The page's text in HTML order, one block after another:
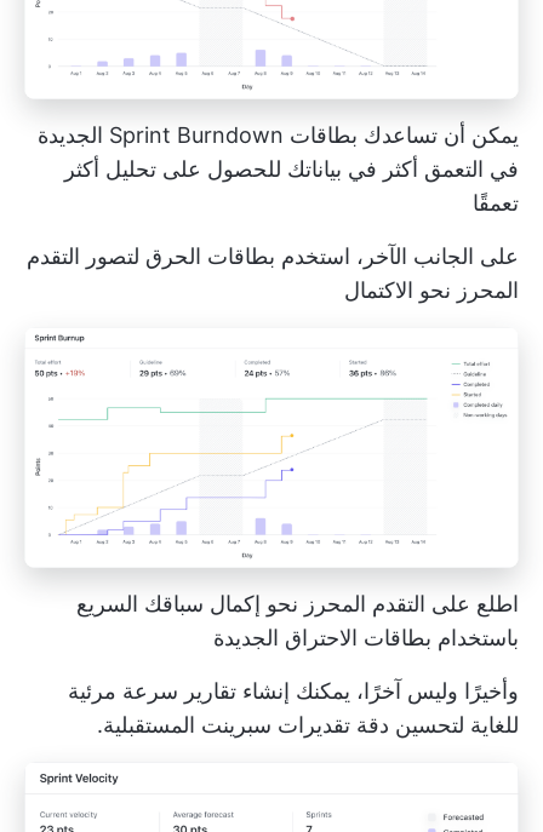
يمكن أن تساعدك بطاقات Sprint Burndown الجديدة
في التعمق أكثر في بياناتك للحصول على تحليل أكثر
تعمقًا
على الجانب الآخر، استخدم بطاقات الحرق لتصور التقدم
المحرز نحو الاكتمال
اطلع على التقدم المحرز نحو إكمال سباقك السريع
باستخدام بطاقات الاحتراق الجديدة
وأخيرًا وليس آخرًا، يمكنك إنشاء تقارير سرعة مرئية
للغاية لتحسين دقة تقديرات سبرينت المستقبلية.